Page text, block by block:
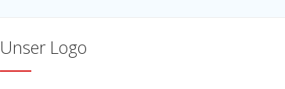
Unser Logo